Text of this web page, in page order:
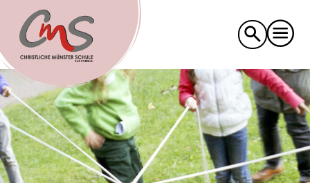
Suche
nach: